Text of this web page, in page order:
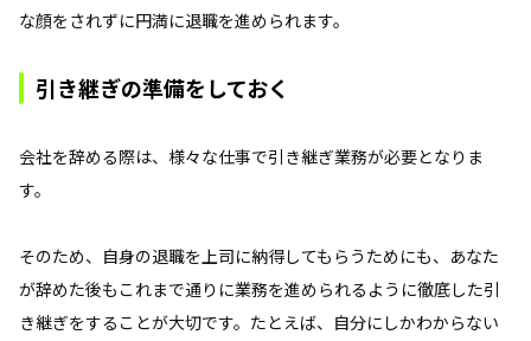
な顔をされずに円満に退職を進められます。
引き継ぎの準備をしておく
会社を辞める際は、様々な仕事で引き継ぎ業務が必要となりま
す。
そのため、自身の退職を上司に納得してもらうためにも、あなた
が辞めた後もこれまで通りに業務を進められるように徹底した引
き継ぎをすることが大切です。たとえば、自分にしかわからない